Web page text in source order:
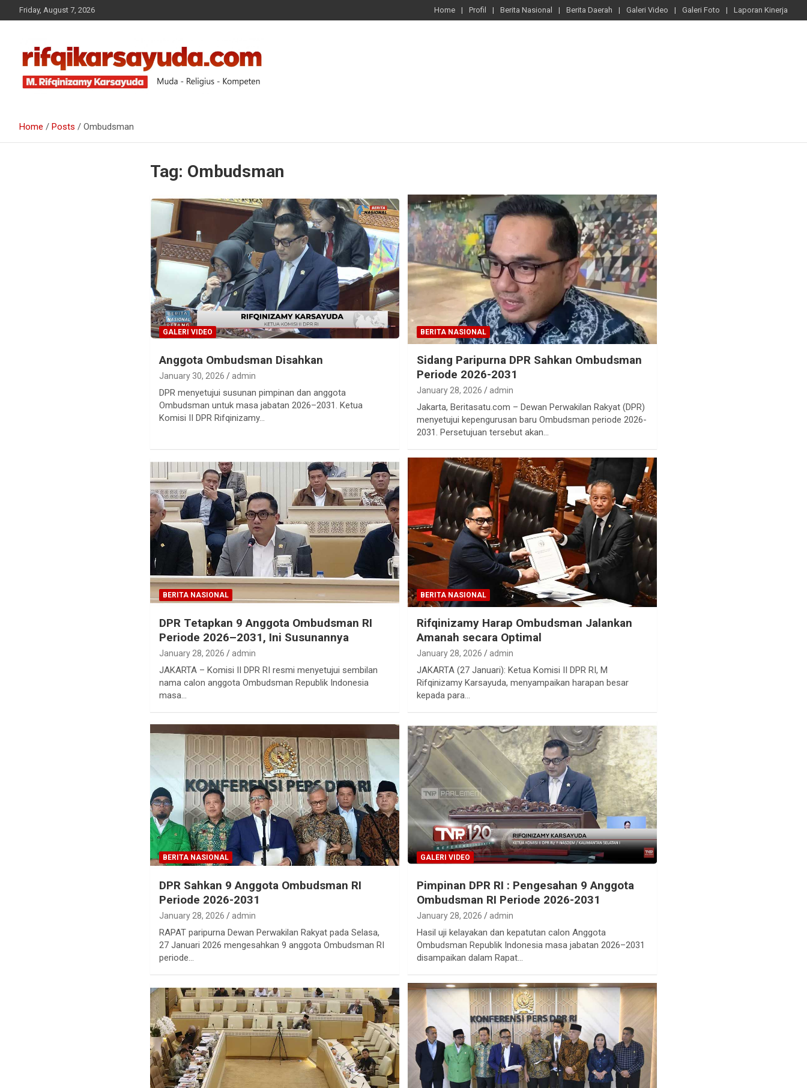
Friday, August 7, 2026 Home Profil Berita Nasional Berita Daerah Galeri Video Galeri Foto Laporan Kinerja
Home Posts Ombudsman
Tag: Ombudsman
GALERI VIDEO
Anggota Ombudsman Disahkan
January 30, 2026 admin
DPR menyetujui susunan pimpinan dan anggota
Ombudsman untuk masa jabatan 2026–2031. Ketua
Komisi II DPR Rifqinizamy…
BERITA NASIONAL
Sidang Paripurna DPR Sahkan Ombudsman
Periode 2026-2031
January 28, 2026 admin
Jakarta, Beritasatu.com – Dewan Perwakilan Rakyat (DPR)
menyetujui kepengurusan baru Ombudsman periode 2026-
2031. Persetujuan tersebut akan…
BERITA NASIONAL
DPR Tetapkan 9 Anggota Ombudsman RI
Periode 2026–2031, Ini Susunannya
January 28, 2026 admin
JAKARTA – Komisi II DPR RI resmi menyetujui sembilan
nama calon anggota Ombudsman Republik Indonesia
masa…
BERITA NASIONAL
Rifqinizamy Harap Ombudsman Jalankan
Amanah secara Optimal
January 28, 2026 admin
JAKARTA (27 Januari): Ketua Komisi II DPR RI, M
Rifqinizamy Karsayuda, menyampaikan harapan besar
kepada para…
BERITA NASIONAL
DPR Sahkan 9 Anggota Ombudsman RI
Periode 2026-2031
January 28, 2026 admin
RAPAT paripurna Dewan Perwakilan Rakyat pada Selasa,
27 Januari 2026 mengesahkan 9 anggota Ombudsman RI
periode…
GALERI VIDEO
Pimpinan DPR RI : Pengesahan 9 Anggota
Ombudsman RI Periode 2026-2031
January 28, 2026 admin
Hasil uji kelayakan dan kepatutan calon Anggota
Ombudsman Republik Indonesia masa jabatan 2026–2031
disampaikan dalam Rapat…